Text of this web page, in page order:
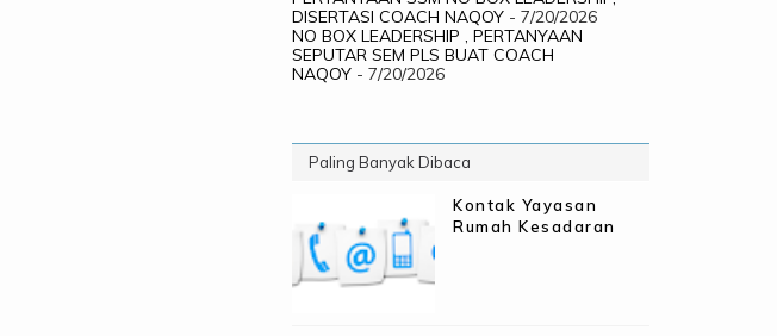
DISERTASI COACH NAQOY - 7/20/2026
NO BOX LEADERSHIP , PERTANYAAN
SEPUTAR SEM PLS BUAT COACH
NAQOY - 7/20/2026
Paling Banyak Dibaca
Kontak Yayasan
Rumah Kesadaran